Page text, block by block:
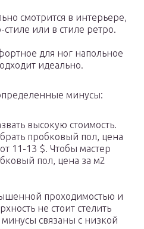
смотрится в интерьере,
или в стиле ретро.
для ног напольное
идеально.
минусы:
высокую стоимость.
пробковый пол, цена
11-13 $. Чтобы мастер
пол, цена за м2
проходимостью и
не стоит стелить
связаны с низкой